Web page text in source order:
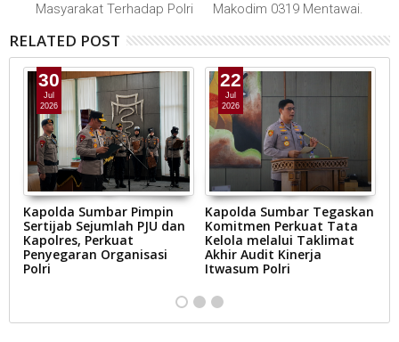
Masyarakat Terhadap Polri
Makodim 0319 Mentawai.
RELATED POST
30
Jul
2026
Kapolda Sumbar Pimpin
Sertijab Sejumlah PJU dan
Kapolres, Perkuat
Penyegaran Organisasi
Polri
22
Jul
2026
Kapolda Sumbar Tegaskan
Komitmen Perkuat Tata
Kelola melalui Taklimat
Akhir Audit Kinerja
Itwasum Polri